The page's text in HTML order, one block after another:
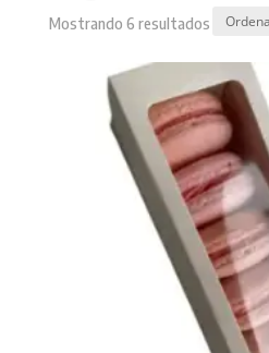
Mostrando 6 resultadosSorted
latest